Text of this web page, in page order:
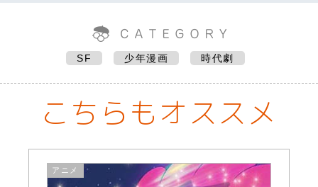
SF 少年漫画 時代劇
こちらもオススメ
アニメ